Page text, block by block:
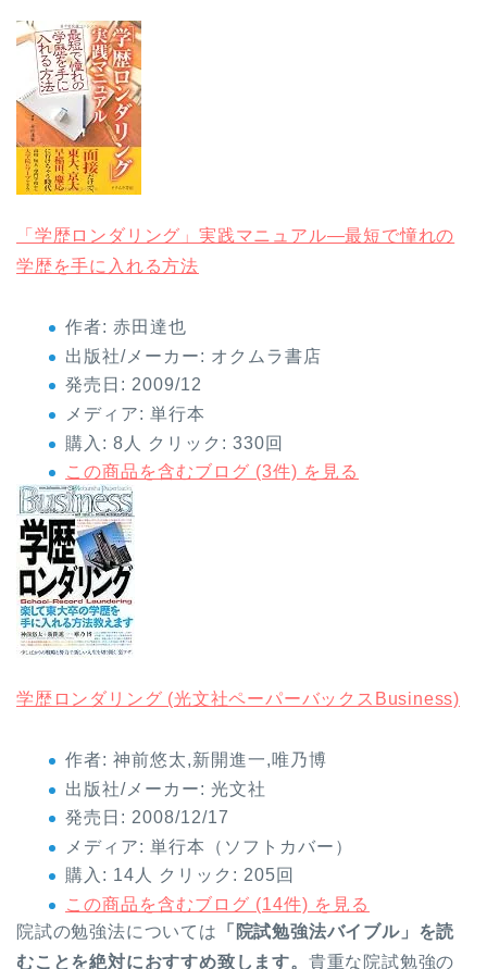
「学歴ロンダリング」実践マニュアル―最短で憧れの
学歴を手に入れる方法
作者: 赤田達也
出版社/メーカー: オクムラ書店
発売日: 2009/12
メディア: 単行本
購入 : 8人 クリック : 330回
この商品を含むブログ (3件) を見る
学歴ロンダリング (光文社ペーパーバックスBusiness)
作者: 神前悠太,新開進一,唯乃博
出版社/メーカー: 光文社
発売日: 2008/12/17
メディア: 単行本（ソフトカバー）
購入 : 14人 クリック : 205回
この商品を含むブログ (14件) を見る
院試の勉強法については
「院試勉強法バイブル」を読
むことを絶対におすすめ致します。 貴重な院試勉強の